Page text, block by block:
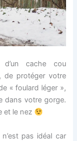
cache cou
de protéger votre
« foulard léger »,
dans votre gorge.
et le nez
pas idéal car